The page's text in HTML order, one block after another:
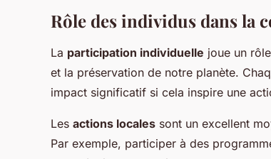
Rôle des individus dans la
La participation individuelle joue un
et la préservation de notre planète.
impact significatif si cela inspire une
Les actions locales sont un excellent
Par exemple, participer à des